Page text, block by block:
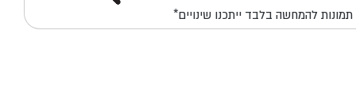
*תמונות להמחשה בלבד ייתכנו שינויים